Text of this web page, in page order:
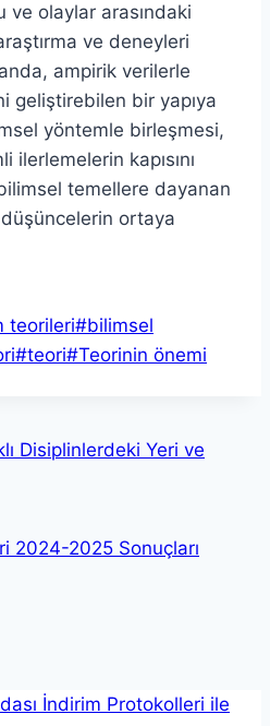
ve olaylar arasındaki
ve deneyleri
ampirik verilerle
geliştirebilen bir yapıya
yöntemle birleşmesi,
ilerlemelerin kapısını
temellere dayanan
ortaya
teorileri#bilimsel
#teori#Teorinin önemi
Disiplinlerdeki Yeri ve
2024-2025 Sonuçları